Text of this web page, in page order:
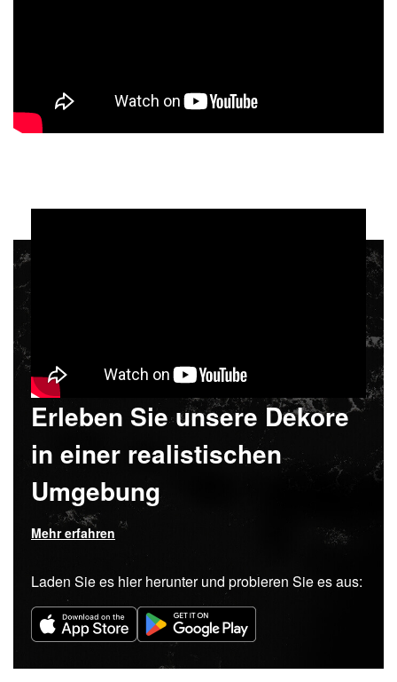
Erleben Sie unsere Dekore
in einer realistischen
Umgebung
Mehr erfahren
Laden Sie es hier herunter und probieren Sie es aus: